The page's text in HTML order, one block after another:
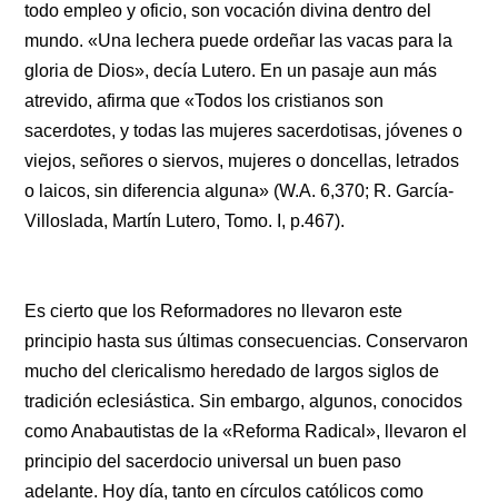
todo empleo y oficio, son vocación divina dentro del
mundo. «Una lechera puede ordeñar las vacas para la
gloria de Dios», decía Lutero. En un pasaje aun más
atrevido, afirma que «Todos los cristianos son
sacerdotes, y todas las mujeres sacerdotisas, jóvenes o
viejos, señores o siervos, mujeres o doncellas, letrados
o laicos, sin diferencia alguna» (W.A. 6,370; R. García-
Villoslada, Martín Lutero, Tomo. I, p.467).
Es cierto que los Reformadores no llevaron este
principio hasta sus últimas consecuencias. Conservaron
mucho del clericalismo heredado de largos siglos de
tradición eclesiástica. Sin embargo, algunos, conocidos
como Anabautistas de la «Reforma Radical», llevaron el
principio del sacerdocio universal un buen paso
adelante. Hoy día, tanto en círculos católicos como